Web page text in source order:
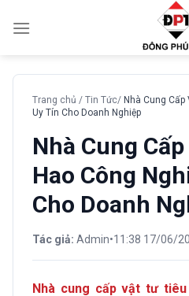
đến
Trang chủ / Tin Tức/ Nhà Cung
Uy Tín Cho Doanh Nghiệp
Nhà Cung
Hao Công
Cho Doanh
Tác giả: Admin•11:38 17/06/
Nhà cung cấp vật tư tiêu